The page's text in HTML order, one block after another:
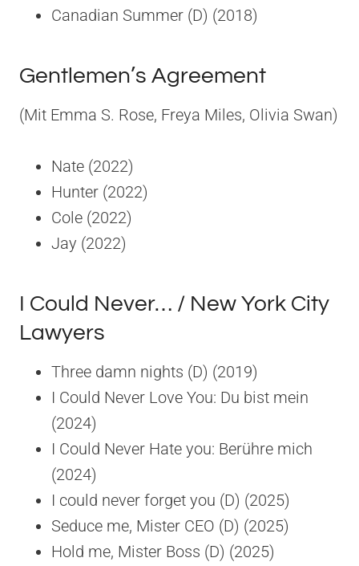
Canadian Summer (D) (2018)
Gentlemen’s Agreement
(Mit Emma S. Rose, Freya Miles, Olivia Swan)
Nate (2022)
Hunter (2022)
Cole (2022)
Jay (2022)
I Could Never… / New York City
Lawyers
Three damn nights (D) (2019)
I Could Never Love You: Du bist mein
(2024)
I Could Never Hate you: Berühre mich
(2024)
I could never forget you (D) (2025)
Seduce me, Mister CEO (D) (2025)
Hold me, Mister Boss (D) (2025)